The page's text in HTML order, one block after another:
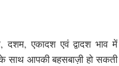
एकादश एवं द्वादश भाव में
के साथ आपकी बहसबाज़ी हो सकती